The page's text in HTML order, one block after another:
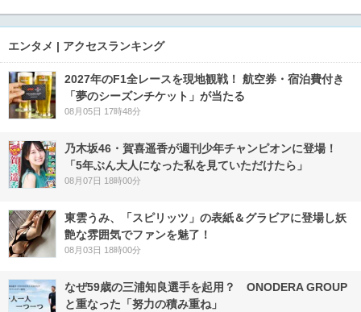
エンタメ | アクセスランキング
2027年のF1全レースを現地観戦！ 航空券・宿泊費付き
「夢のシーズンチケット」が当たる
08月05日 17時48分
乃木坂46・賀喜遥香が週刊少年チャンピオンに登場！
「5年ぶん大人になった私を見ていただけたら」
08月07日 18時00分
東雲うみ、「スピリッツ」の表紙＆グラビアに登場し妖
艶な雰囲気でファンを魅了！
08月03日 18時00分
なぜ59歳の三浦知良選手を起用？ ONODERA GROUP
と重なった「努力の積み重ね」